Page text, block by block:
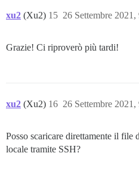
xu2 (Xu2) 26 Settembre 2021,
15
Grazie! Ci riproverò più tardi!
xu2 (Xu2) 26 Settembre 2021,
16
Posso scaricare direttamente il file
locale tramite SSH?